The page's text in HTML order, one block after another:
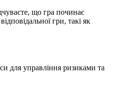
що гра починає
гри, такі як
для управління ризиками та